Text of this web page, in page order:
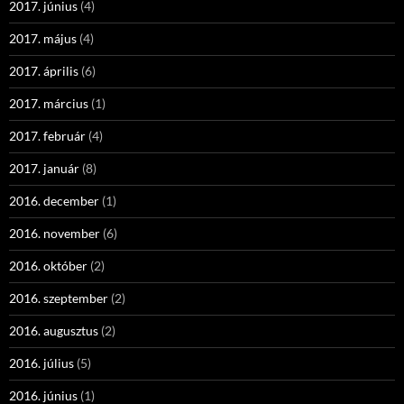
2017. június (4)
2017. május (4)
2017. április (6)
2017. március (1)
2017. február (4)
2017. január (8)
2016. december (1)
2016. november (6)
2016. október (2)
2016. szeptember (2)
2016. augusztus (2)
2016. július (5)
2016. június (1)